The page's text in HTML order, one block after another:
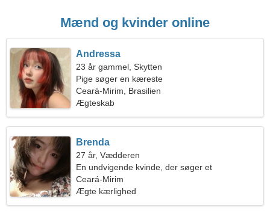
Mænd og kvinder online
Andressa
23 år gammel, Skytten
Pige søger en kæreste
Ceará-Mirim, Brasilien
Ægteskab
Brenda
27 år, Vædderen
En undvigende kvinde, der søger et
lidenskabeligt forhold
Ceará-Mirim
Ægte kærlighed